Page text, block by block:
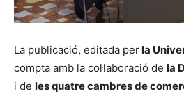
La publicació, editada perla
compta amb la col·laboració de la
i de les quatre cambres de